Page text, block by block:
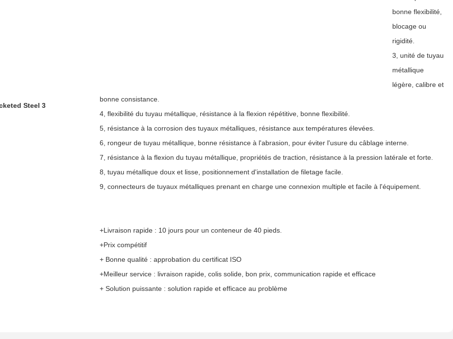
bonne flexibilité,
blocage ou
rigidité.
3, unité de tuyau
métallique
légère, calibre et
bonne consistance.
4, flexibilité du tuyau métallique, résistance à la flexion répétitive, bonne flexibilité.
5, résistance à la corrosion des tuyaux métalliques, résistance aux températures élevées.
6, rongeur de tuyau métallique, bonne résistance à l'abrasion, pour éviter l'usure du câblage interne.
7, résistance à la flexion du tuyau métallique, propriétés de traction, résistance à la pression latérale et forte.
8, tuyau métallique doux et lisse, positionnement d'installation de filetage facile.
9, connecteurs de tuyaux métalliques prenant en charge une connexion multiple et facile à l'équipement.
+Livraison rapide : 10 jours pour un conteneur de 40 pieds.
+Prix compétitif
+ Bonne qualité : approbation du certificat ISO
+Meilleur service : livraison rapide, colis solide, bon prix, communication rapide et efficace
+ Solution puissante : solution rapide et efficace au problème